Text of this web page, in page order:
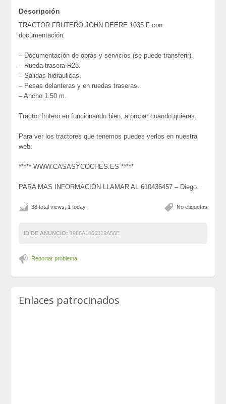
Descripción
TRACTOR FRUTERO JOHN DEERE 1035 F con
documentación.
– Documentación de obras y servicios (se puede transferir).
– Rueda trasera R28.
– Salidas hidraulicas.
– Pesas delanteras y en ruedas traseras.
– Ancho 1.50 m.
Tractor frutero en funcionando bien, a probar cuando quieras.
Para ver los tractores que tenemos puedes verlos en nuestra
web:
***** WWW.CASASYCOCHES.ES *****
PARA MAS INFORMACIÓN LLAMAR AL 610436457 – Diego.
No etiquetas
38 total views, 1 today
ID DE ANUNCIO: 1986A1866319A56E
Reportar problema
Enlaces patrocinados